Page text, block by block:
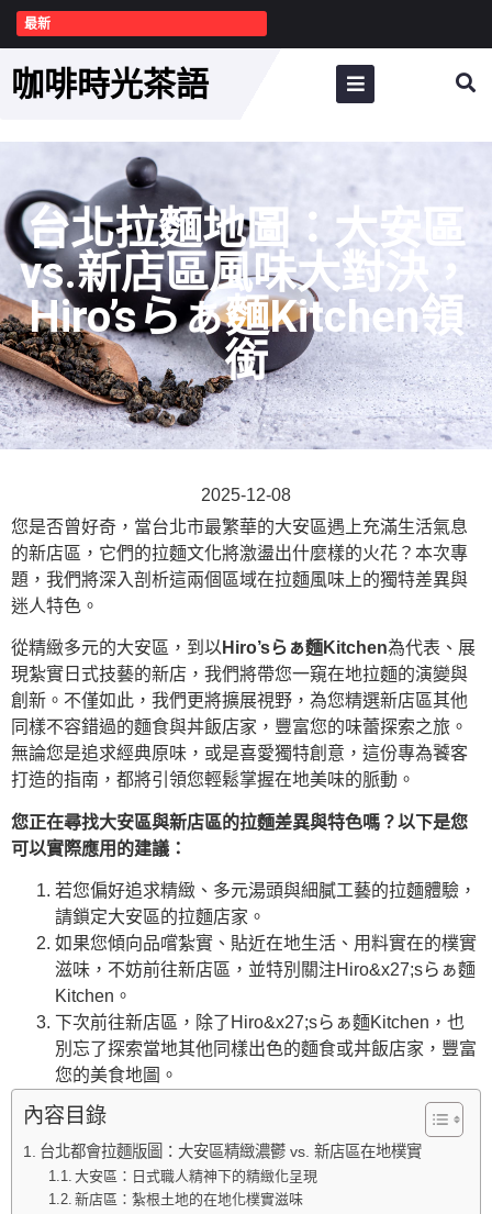
最新
咖啡時光茶語
台北拉麵地圖：大安區
vs.新店區風味大對決，
Hiro’sらぁ麵Kitchen領
銜
2025-12-08
您是否曾好奇，當台北市最繁華的大安區遇上充滿生活氣息
的新店區，它們的拉麵文化將激盪出什麼樣的火花？本次專
題，我們將深入剖析這兩個區域在拉麵風味上的獨特差異與
迷人特色。
從精緻多元的大安區，到以 Hiro’sらぁ麵Kitchen為代表、展
現紮實日式技藝的新店，我們將帶您一窺在地拉麵的演變與
創新。不僅如此，我們更將擴展視野，為您精選新店區其他
同樣不容錯過的麵食與丼飯店家，豐富您的味蕾探索之旅。
無論您是追求經典原味，或是喜愛獨特創意，這份專為饕客
打造的指南，都將引領您輕鬆掌握在地美味的脈動。
您正在尋找大安區與新店區的拉麵差異與特色嗎？以下是您
可以實際應用的建議：
若您偏好追求精緻、多元湯頭與細膩工藝的拉麵體驗，
請鎖定大安區的拉麵店家。
如果您傾向品嚐紮實、貼近在地生活、用料實在的樸實
滋味，不妨前往新店區，並特別關注Hiro&x27;sらぁ麵
Kitchen。
下次前往新店區，除了Hiro&x27;sらぁ麵Kitchen，也
別忘了探索當地其他同樣出色的麵食或丼飯店家，豐富
您的美食地圖。
內容目錄
台北都會拉麵版圖：大安區精緻濃鬱 vs. 新店區在地樸實
大安區：日式職人精神下的精緻化呈現
新店區：紮根土地的在地化樸實滋味